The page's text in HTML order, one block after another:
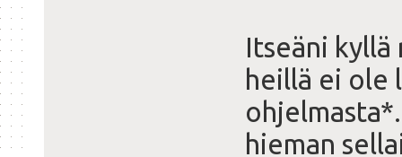
Itseäni
heillä ei ole
hieman